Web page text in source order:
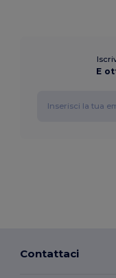
E
Contattaci